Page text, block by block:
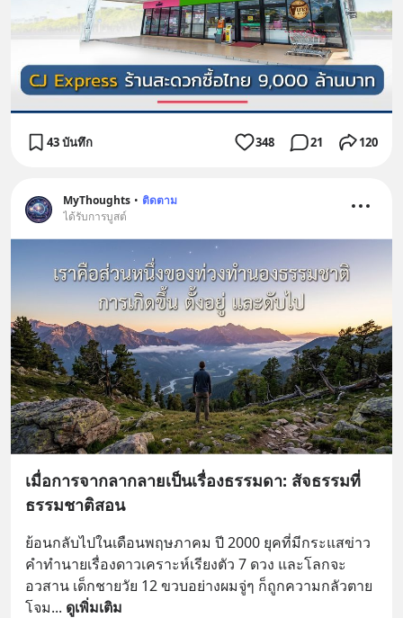
43 บันทึก 348 21 120
MyThoughts • ติดตาม
ได้รับการบูสต์
เมื่อการจากลากลายเป็นเรื่องธรรมดา: สัจธรรมที่
ธรรมชาติสอน
ย้อนกลับไปในเดือนพฤษภาคม ปี 2000 ยุคที่มีกระแสข่าว
คำทำนายเรื่องดาวเคราะห์เรียงตัว 7 ดวง และโลกจะ
อวสาน เด็กชายวัย 12 ขวบอย่างผมจู่ๆ ก็ถูกความกลัวตาย
โจม... ดูเพิ่มเติม